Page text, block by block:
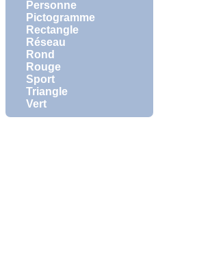
Personne
Pictogramme
Rectangle
Réseau
Rond
Rouge
Sport
Triangle
Vert